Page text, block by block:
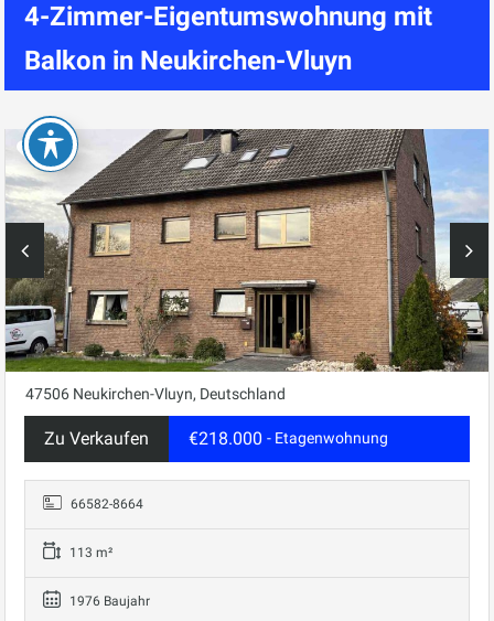
4-Zimmer-Eigentumswohnung mit
Balkon in Neukirchen-Vluyn
47506 Neukirchen-Vluyn, Deutschland
Zu Verkaufen €218.000 - Etagenwohnung
66582-8664
113 m²
1976 Baujahr